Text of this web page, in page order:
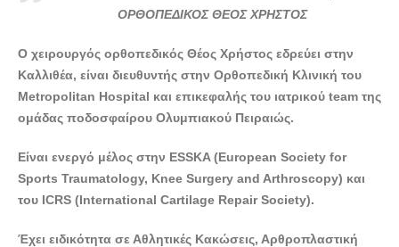
ΧΕΙΡΟΥΡΓΟΣ ΟΡΘΟΠΕΔΙΚΟΣ ΠΕΙΡΑΙΑΣ |
ΧΕΙΡΟΥΡΓΟΣ ΟΡΘΟΠΕΔΙΚΟΣ ΠΕΙΡΑΙΑΣ |
ΟΡΘΟΠΕΔΙΚΟΣ ΘΕΟΣ ΧΡΗΣΤΟΣ - doctors4u.gr
ΧΕΙΡΟΥΡΓΟΣ ΟΡΘΟΠΕΔΙΚΟΣ ΠΕΙΡΑΙΑΣ |
ΧΕΙΡΟΥΡΓΟΣ ΟΡΘΟΠΕΔΙΚΟΣ ΠΕΙΡΑΙΑΣ |
ΟΡΘΟΠΕΔΙΚΟΣ ΘΕΟΣ ΧΡΗΣΤΟΣ - doctors4u.gr
ΧΕΙΡΟΥΡΓΟΣ ΟΡΘΟΠΕΔΙΚΟΣ ΠΕΙΡΑΙΑΣ |
ΟΡΘΟΠΕΔΙΚΟΣ ΘΕΟΣ ΧΡΗΣΤΟΣ - doctors4u.gr
ΟΡΘΟΠΕΔΙΚΟΣ ΘΕΟΣ ΧΡΗΣΤΟΣ
Ο χειρουργός ορθοπεδικός Θέος Χρήστος εδρεύει στην
Καλλιθέα, είναι διευθυντής στην Ορθοπεδική Κλινική του
Metropolitan Hospital και επικεφαλής του ιατρικού team της
ομάδας ποδοσφαίρου Ολυμπιακού Πειραιώς.
Είναι ενεργό μέλος στην ESSKA (European Society for
Sports Traumatology, Knee Surgery and Arthroscopy) και
του ICRS (International Cartilage Repair Society).
Έχει ειδικότητα σε Αθλητικές Κακώσεις, Αρθροπλαστική